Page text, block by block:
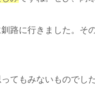
路に行きました。そ
てもみないものでし